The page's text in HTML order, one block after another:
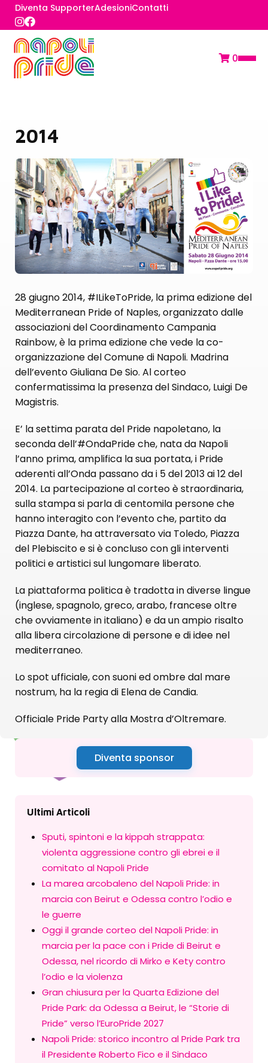
Diventa SupporterAdesioniContatti
0
2014
28 giugno 2014, #ILikeToPride, la prima edizione del
Mediterranean Pride of Naples, organizzato dalle
associazioni del Coordinamento Campania
Rainbow, è la prima edizione che vede la co-
organizzazione del Comune di Napoli. Madrina
dell’evento Giuliana De Sio. Al corteo
confermatissima la presenza del Sindaco, Luigi De
Magistris.
E’ la settima parata del Pride napoletano, la
seconda dell’#OndaPride che, nata da Napoli
l’anno prima, amplifica la sua portata, i Pride
aderenti all’Onda passano da i 5 del 2013 ai 12 del
2014. La partecipazione al corteo è straordinaria,
sulla stampa si parla di centomila persone che
hanno interagito con l’evento che, partito da
Piazza Dante, ha attraversato via Toledo, Piazza
del Plebiscito e si è concluso con gli interventi
politici e artistici sul lungomare liberato.
La piattaforma politica è tradotta in diverse lingue
(inglese, spagnolo, greco, arabo, francese oltre
che ovviamente in italiano) e da un ampio risalto
alla libera circolazione di persone e di idee nel
mediterraneo.
Lo spot ufficiale, con suoni ed ombre dal mare
nostrum, ha la regia di Elena de Candia.
Officiale Pride Party alla Mostra d’Oltremare.
Diventa sponsor
Ultimi Articoli
Sputi, spintoni e la kippah strappata:
violenta aggressione contro gli ebrei e il
comitato al Napoli Pride
La marea arcobaleno del Napoli Pride: in
marcia con Beirut e Odessa contro l’odio e
le guerre
Oggi il grande corteo del Napoli Pride: in
marcia per la pace con i Pride di Beirut e
Odessa, nel ricordo di Mirko e Kety contro
l’odio e la violenza
Gran chiusura per la Quarta Edizione del
Pride Park: da Odessa a Beirut, le “Storie di
Pride” verso l’EuroPride 2027
Napoli Pride: storico incontro al Pride Park tra
il Presidente Roberto Fico e il Sindaco